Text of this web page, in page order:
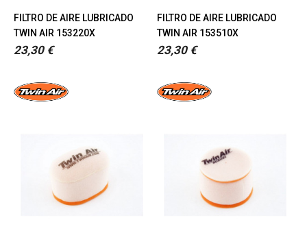
FILTRO DE AIRE LUBRICADO
TWIN AIR 153220X
23,30 €
FILTRO DE AIRE LUBRICADO
TWIN AIR 153510X
23,30 €